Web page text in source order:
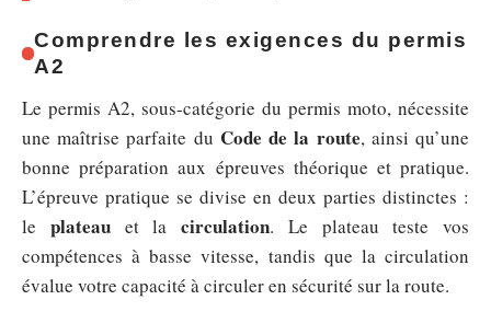
Comprendre les exigences du permis
A2
Le permis A2, sous-catégorie du permis moto, nécessite
une maîtrise parfaite du Code de la route, ainsi qu’une
bonne préparation aux épreuves théorique et pratique.
L’épreuve pratique se divise en deux parties distinctes :
le plateauet la circulation. Le plateau teste vos
compétences à basse vitesse, tandis que la circulation
évalue votre capacité à circuler en sécurité sur la route.